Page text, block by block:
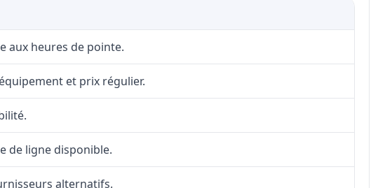
aux heures de pointe.
et prix régulier.
de ligne disponible.
alternatifs.